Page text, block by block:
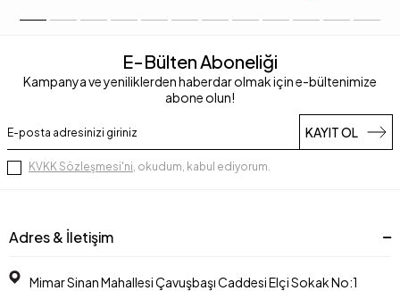
E-Bülten Aboneliği
Kampanya ve yeniliklerden haberdar olmak için e-bültenimize
abone olun!
KAYIT OL
KVKK Sözleşmesi'ni, okudum, kabul ediyorum.
Adres & İletişim
Mimar Sinan Mahallesi Çavuşbaşı Caddesi Elçi Sokak No:1